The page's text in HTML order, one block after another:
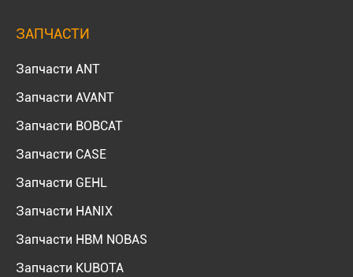
ЗАПЧАСТИ
Запчасти ANT
Запчасти AVANT
Запчасти BOBCAT
Запчасти CASE
Запчасти GEHL
Запчасти HANIX
Запчасти HBM NOBAS
Запчасти KUBOTA